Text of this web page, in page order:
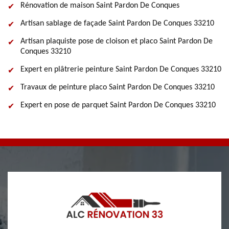
Rénovation de maison Saint Pardon De Conques
Artisan sablage de façade Saint Pardon De Conques 33210
Artisan plaquiste pose de cloison et placo Saint Pardon De
Conques 33210
Expert en plâtrerie peinture Saint Pardon De Conques 33210
Travaux de peinture placo Saint Pardon De Conques 33210
Expert en pose de parquet Saint Pardon De Conques 33210